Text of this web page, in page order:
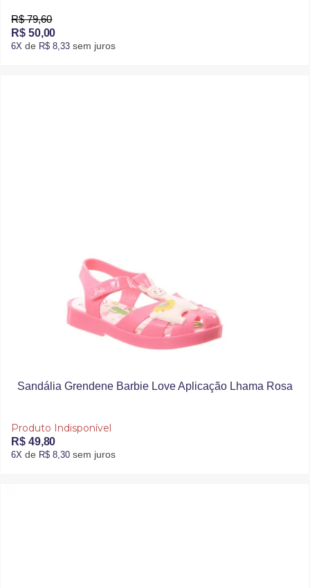
R$ 79,60
R$ 50,00
6X de R$ 8,33 sem juros
Sandália Grendene Barbie Love Aplicação Lhama Rosa
Produto Indisponível
R$ 49,80
6X de R$ 8,30 sem juros